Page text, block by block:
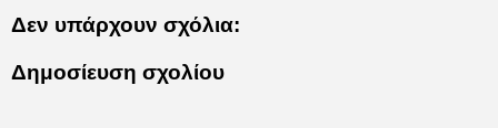
Δεν υπάρχουν σχόλια:
Δημοσίευση σχολίου